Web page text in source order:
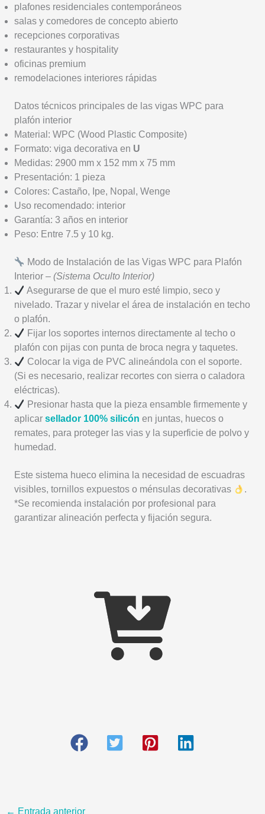
plafones residenciales contemporáneos
salas y comedores de concepto abierto
recepciones corporativas
restaurantes y hospitality
oficinas premium
remodelaciones interiores rápidas
Datos técnicos principales de las vigas WPC para
plafón interior
Material: WPC (Wood Plastic Composite)
Formato: viga decorativa en U
Medidas: 2900 mm x 152 mm x 75 mm
Presentación: 1 pieza
Colores: Castaño, Ipe, Nopal, Wenge
Uso recomendado: interior
Garantía: 3 años en interior
Peso: Entre 7.5 y 10 kg.
Modo de Instalación de las Vigas WPC para Plafón
Interior – (Sistema Oculto Interior)
Asegurarse de que el muro esté limpio, seco y
nivelado. Trazar y nivelar el área de instalación en techo
o plafón.
Fijar los soportes internos directamente al techo o
plafón con pijas con punta de broca negra y taquetes.
Colocar la viga de PVC alineándola con el soporte.
(Si es necesario, realizar recortes con sierra o caladora
eléctricas).
Presionar hasta que la pieza ensamble firmemente y
aplicar sellador 100% silicón en juntas, huecos o
remates, para proteger las vias y la superficie de polvo y
humedad.
Este sistema hueco elimina la necesidad de escuadras
visibles, tornillos expuestos o ménsulas decorativas
.
*Se recomienda instalación por profesional para
garantizar alineación perfecta y fijación segura.
← Entrada anterior